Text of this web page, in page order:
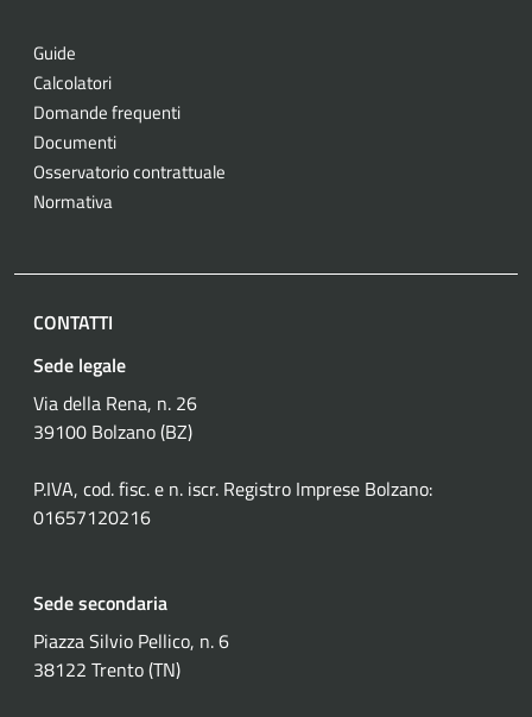
Guide
Calcolatori
Domande frequenti
Documenti
Osservatorio contrattuale
Normativa
CONTATTI
Sede legale
Via della Rena, n. 26
39100 Bolzano (BZ)
P.IVA, cod. fisc. e n. iscr. Registro Imprese Bolzano:
01657120216
Sede secondaria
Piazza Silvio Pellico, n. 6
38122 Trento (TN)